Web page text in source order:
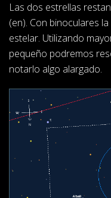
Las dos estrellas
(en). Con binoculares
estelar. Utilizando
pequeño podremos
notarlo algo alargado.